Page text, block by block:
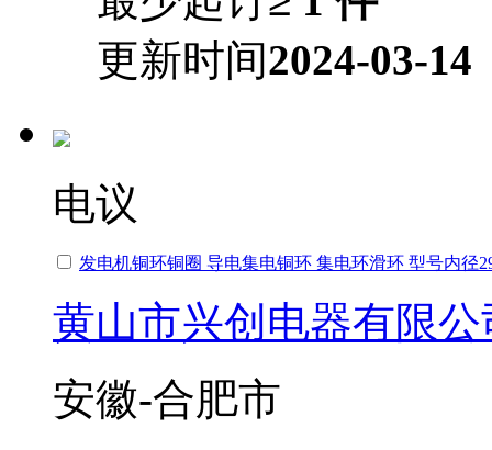
更新时间2024-03-14
电议
发电机铜环铜圈 导电集电铜环 集电环滑环 型号内径
黄山市兴创电器有限公
安徽-合肥市